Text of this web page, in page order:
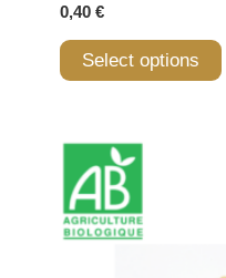
0,40 €
Select options